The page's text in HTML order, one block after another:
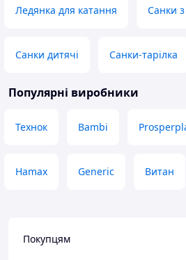
Ледянка для катання Санки
Санки дитячі Санки-тарілка
Популярні виробники
Технок Bambi
Hamax Generic Витан
Покупцям